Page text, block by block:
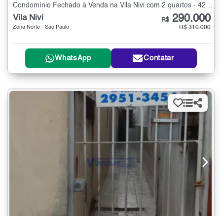
Condomínio Fechado à Venda na Vila Nivi com 2 quartos - 42 m²
Vila Nivi
Zona Norte - São Paulo
R$ 290.000
R$ 310.000
WhatsApp Contatar